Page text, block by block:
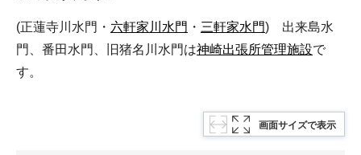
(正蓮寺川水門・ 六軒家川水門 ・ 三軒家水門) 出来島水
門、番田水門、旧猪名川水門は神崎出張所管理施設で
す。
画面サイズで表示